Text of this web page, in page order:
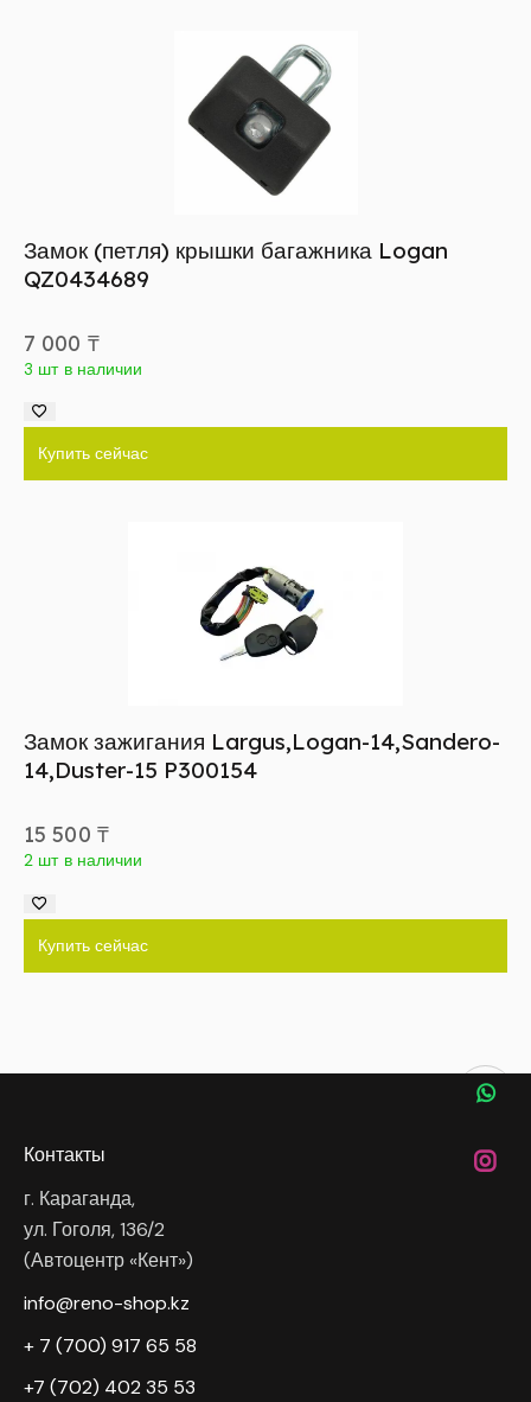
Замок (петля) крышки багажника Logan
QZ0434689
7 000 ₸
3 шт в наличии
Купить сейчас
Замок зажигания Largus,Logan-14,Sandero-
14,Duster-15 P300154
15 500 ₸
2 шт в наличии
Купить сейчас
Контакты
г. Караганда,
ул. Гоголя, 136/2
(Автоцентр «Кент»)
info@reno-shop.kz
+ 7 (700) 917 65 58
+7 (702) 402 35 53